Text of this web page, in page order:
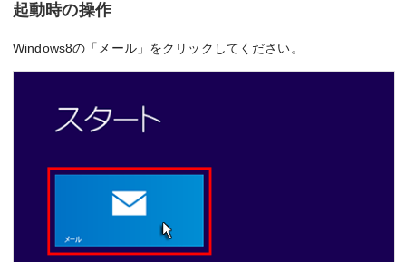
起動時の操作
Windows8の「メール」をクリックしてください。